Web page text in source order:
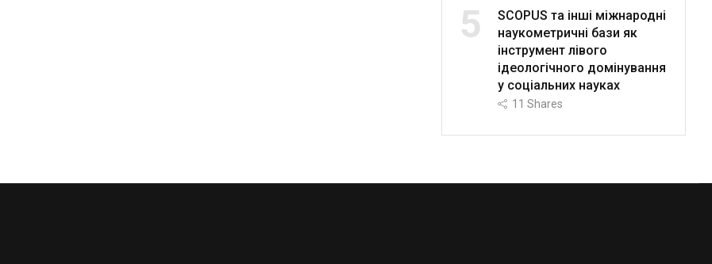
5
SCOPUS та інші міжнародні
наукометричні бази як
інструмент лівого
ідеологічного домінування
у соціальних науках
11 Shares